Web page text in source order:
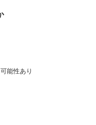
能性あり